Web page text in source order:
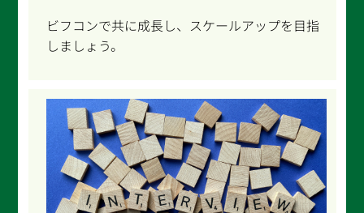
ビフコンで共に成長し、スケールアップを目指
しましょう。